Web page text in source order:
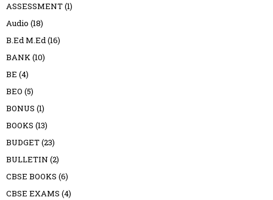
ASSESSMENT(1)
Audio (18)
B.Ed M.Ed(16)
BANK(10)
BE (4)
BEO (5)
BONUS (1)
BOOKS (13)
BUDGET(23)
BULLETIN (2)
CBSE BOOKS (6)
CBSE EXAMS (4)